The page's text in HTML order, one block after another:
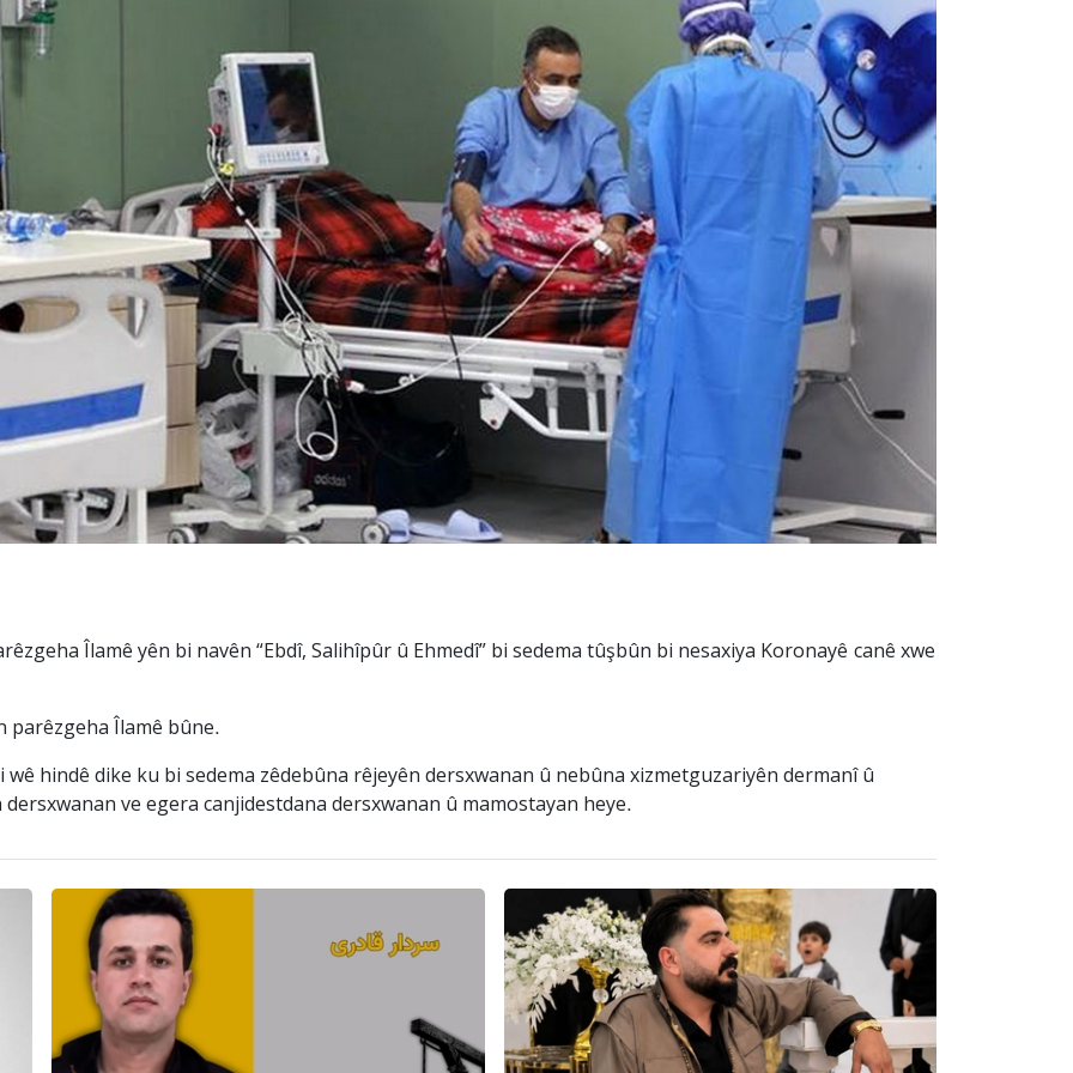
Îlamê yên bi navên “Ebdî, Salihîpûr û Ehmedî” bi sedema tûşbûn bi nesaxiya Koronayê canê xwe
parêzgeha Îlamê bûne.
wê hindê dike ku bi sedema zêdebûna rêjeyên dersxwanan û nebûna xizmetguzariyên dermanî û
ve egera canjidestdana dersxwanan û mamostayan heye.